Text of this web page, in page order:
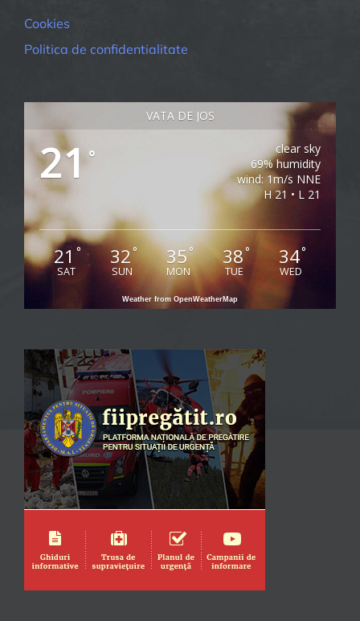
Cookies
Politica de confidentialitate
VATA DE JOS
21°
clear sky
69% humidity
wind: 1m/s NNE
H 21 • L 21
21 °
SAT
32°
SUN
35°
MON
38°
TUE
34°
WED
Weather from OpenWeatherMap